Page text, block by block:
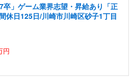
」ゲーム業界志望・昇給あり「正
休日125日/川崎市川崎区砂子1丁目
円